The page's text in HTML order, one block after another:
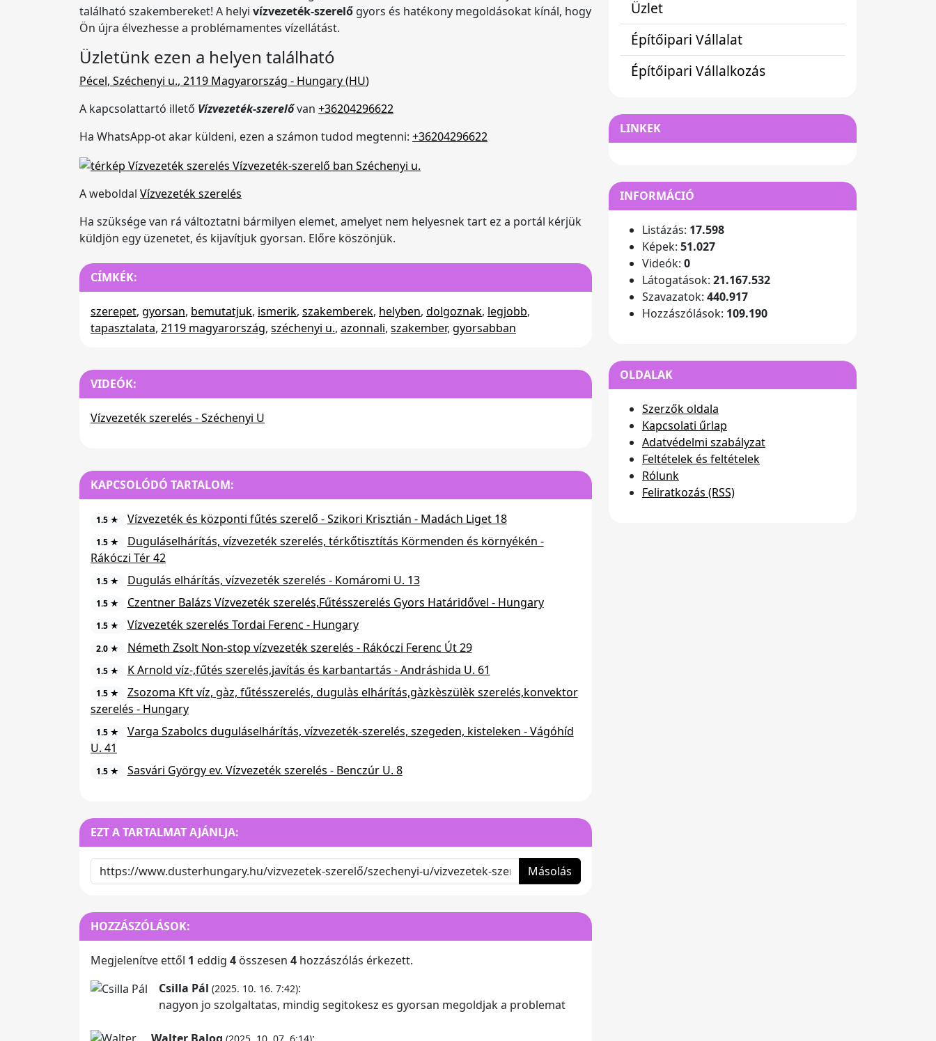
található szakembereket! A helyi vízvezeték-szerelő gyors és hatékony megoldásokat kínál, hogy
Ön újra élvezhesse a problémamentes vízellátást.
Üzletünk ezen a helyen található
Pécel, Széchenyi u., 2119 Magyarország - Hungary (HU)
A kapcsolattartó illető Vízvezeték-szerelővan +36204296622
Ha WhatsApp-ot akar küldeni, ezen a számon tudod megtenni: +36204296622
A weboldal Vízvezeték szerelés
Ha szüksége van rá változtatni bármilyen elemet, amelyet nem helyesnek tart ez a portál kérjük
küldjön egy üzenetet, és kijavítjuk gyorsan. Előre köszönjük.
CÍMKÉK:
szerepet, gyorsan, bemutatjuk, ismerik, szakemberek, helyben, dolgoznak, legjobb,
tapasztalata, 2119 magyarország, széchenyi u., azonnali, szakember, gyorsabban
VIDEÓK:
Vízvezeték szerelés - Széchenyi U
KAPCSOLÓDÓ TARTALOM:
1.5 ★ Vízvezeték és központi fűtés szerelő - Szikori Krisztián - Madách Liget 18
1.5 ★
Duguláselhárítás, vízvezeték szerelés, térkőtisztítás Körmenden és környékén -
Rákóczi Tér 42
1.5 ★ Dugulás elhárítás, vízvezeték szerelés - Komáromi U. 13
1.5 ★ Czentner Balázs Vízvezeték szerelés,Fűtésszerelés Gyors Határidővel - Hungary
1.5 ★ Vízvezeték szerelés Tordai Ferenc - Hungary
2.0 ★ Németh Zsolt Non-stop vízvezeték szerelés - Rákóczi Ferenc Út 29
1.5 ★ K Arnold víz-,fűtés szerelés,javítás és karbantartás - Andráshida U. 61
1.5 ★
Zsozoma Kft víz, gàz, fűtésszerelés, dugulàs elhárítás,gàzkèszülèk szerelés,konvektor
szerelés - Hungary
1.5 ★
Varga Szabolcs duguláselhárítás, vízvezeték-szerelés, szegeden, kisteleken - Vágóhíd
U. 41
1.5 ★ Sasvári György ev. Vízvezeték szerelés - Benczúr U. 8
EZT A TARTALMAT AJÁNLJA:
Másolás
HOZZÁSZÓLÁSOK:
Megjelenítve ettől 1 eddig 4 összesen 4 hozzászólás érkezett.
Csilla Pál (2025. 10. 16. 7:42):
nagyon jo szolgaltatas, mindig segitokesz es gyorsan megoldjak a problemat
Walter Balog (2025. 10. 07. 6:14):
Üzlet
Építőipari Vállalat
Építőipari Vállalkozás
LINKEK
INFORMÁCIÓ
Listázás: 17.598
Képek: 51.027
Videók: 0
Látogatások: 21.167.532
Szavazatok: 440.917
Hozzászólások: 109.190
OLDALAK
Szerzők oldala
Kapcsolati űrlap
Adatvédelmi szabályzat
Feltételek és feltételek
Rólunk
Feliratkozás (RSS)